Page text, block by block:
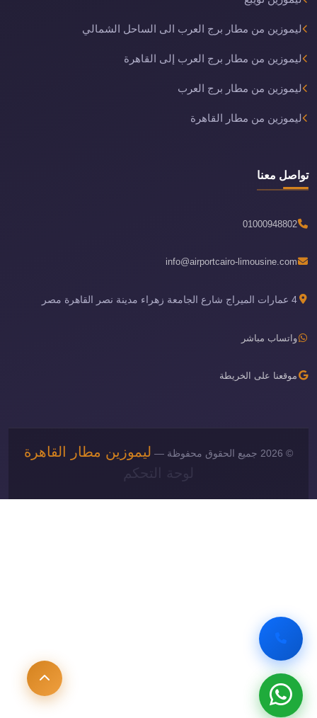
ليموزين من مطار برج العرب الى الساحل الشمالي
ليموزين من مطار برج العرب إلى القاهرة
ليموزين من مطار برج العرب
ليموزين من مطار القاهرة
تواصل معنا
01000948802
info@airportcairo-limousine.com
4 عمارات الميراج شارع الجامعة زهراء مدينة نصر القاهرة مصر
واتساب مباشر
موقعنا على الخريطة
© 2026 جميع الحقوق محفوظة —
ليموزين مطار القاهرة